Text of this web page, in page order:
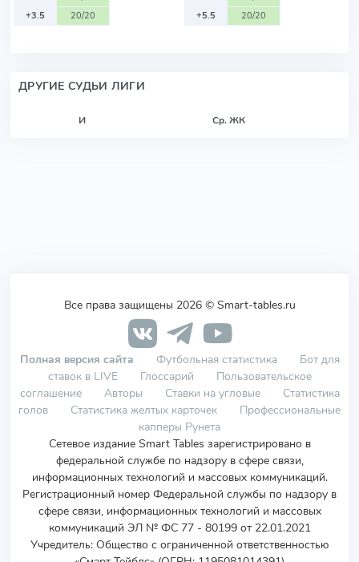
+3.5
20/20
+5.5
20/20
ДРУГИЕ СУДЬИ ЛИГИ
И Ср. ЖК
Все права защищены 2026 © Smart-tables.ru
Полная версия сайта Футбольная статистика
Бот для
ставок в LIVE
Глоссарий
Пользовательское
соглашение
Авторы Ставки на угловые
Статистика
голов
Статистика желтых карточек
Профессиональные
капперы Рунета
Сетевое издание Smart Tables зарегистрировано в
федеральной службе по надзору в сфере связи,
информационных технологий и массовых коммуникаций.
Регистрационный номер Федеральной службы по надзору в
сфере связи, информационных технологий и массовых
коммуникаций ЭЛ № ФС 77 - 80199 от 22.01.2021
Учредитель: Общество с ограниченной ответственностью